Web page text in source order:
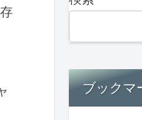
ブックマ